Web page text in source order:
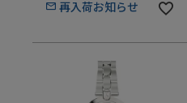
再入荷お知らせ